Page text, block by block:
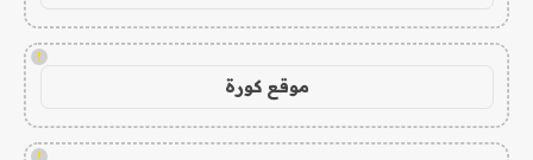
!
موقع كورة
!